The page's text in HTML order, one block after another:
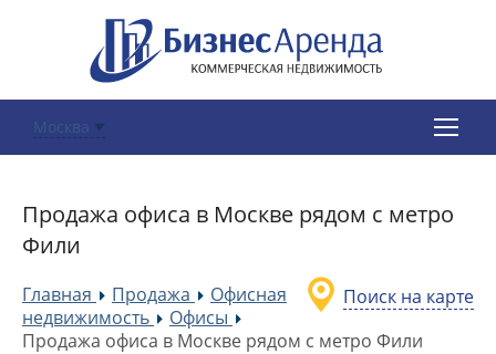
Москва
Продажа офиса в Москве рядом с метро
Фили
Поиск на карте
Главная »Продажа »Офисная
недвижимость
»Офисы
Продажа офиса в Москве рядом с метро Фили